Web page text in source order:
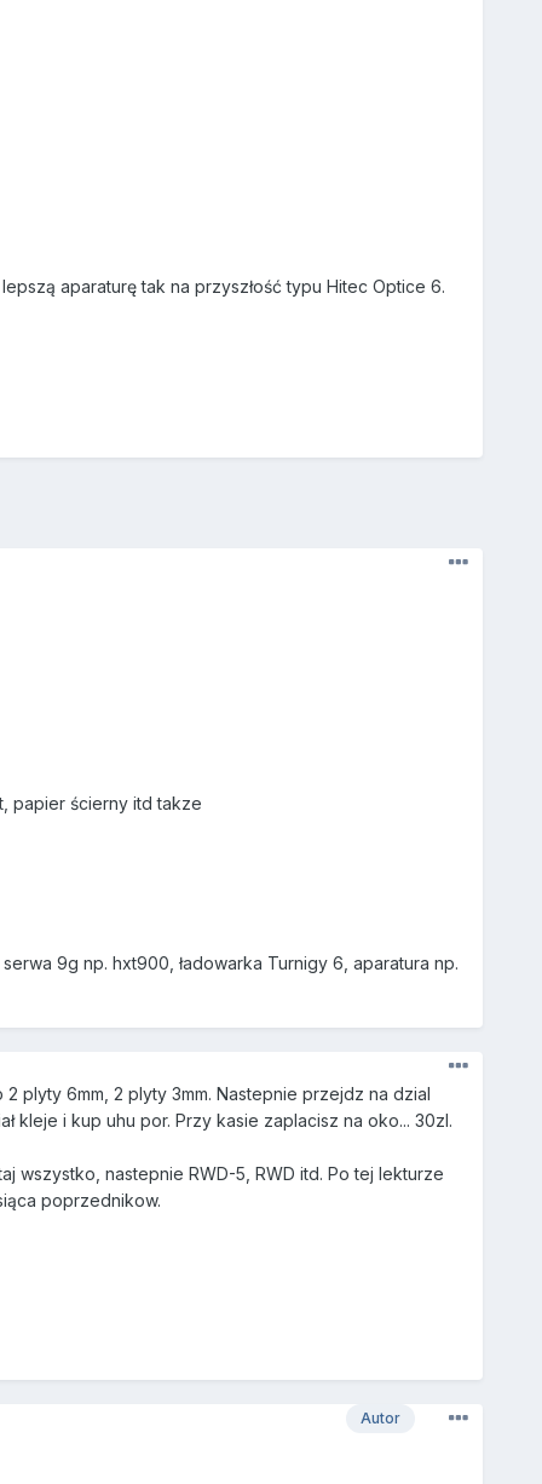
aparaturę tak na przyszłość typu Hitec Optice 6.
papier ścierny itd takze
9g np. hxt900, ładowarka Turnigy 6, aparatura np.
plyty 6mm, 2 plyty 3mm. Nastepnie przejdz na dzial
i kup uhu por. Przy kasie zaplacisz na oko... 30zl.
wszystko, nastepnie RWD-5, RWD itd. Po tej lekturze
poprzednikow.
Autor